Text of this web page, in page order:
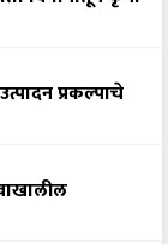
प्रकल्पाचे